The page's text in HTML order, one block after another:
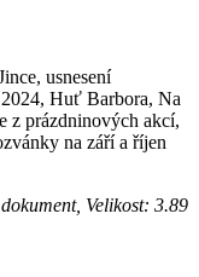
usnesení
Huť Barbora, Na
z prázdninových akcí,
na září a říjen
Velikost: 3.89